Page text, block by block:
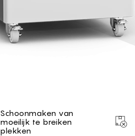
Schoonmaken van
moeilijk te breiken
plekken